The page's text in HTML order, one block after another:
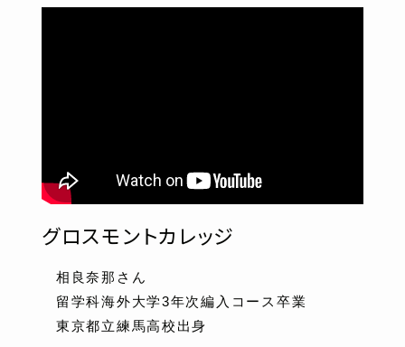
グロスモントカレッジ
相良奈那さん
留学科海外大学3年次編入コース卒業
東京都立練馬高校出身